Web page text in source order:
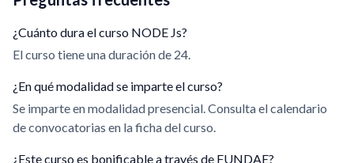
¿Cuánto dura el curso NODE Js?
El curso tiene una duración de 24.
¿En qué modalidad se imparte el curso?
Se imparte en modalidad presencial. Consulta el calendario
de convocatorias en la ficha del curso.
¿Este curso es bonificable a través de FUNDAE?